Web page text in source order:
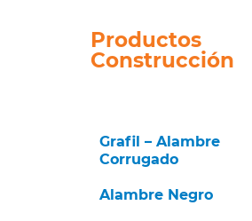
Productos
Construcción
Grafil – Alambre
Corrugado
Alambre Negro